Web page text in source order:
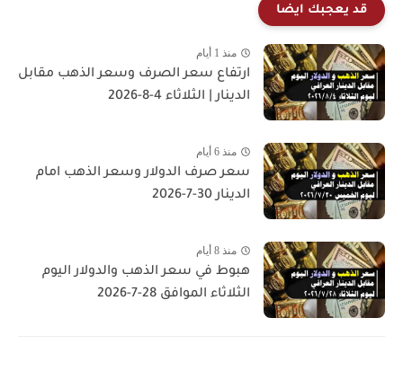
قد يعجبك ايضا
منذ 1 أيام
ارتفاع سعر الصرف وسعر الذهب مقابل
الدينار | الثلاثاء 4-8-2026
منذ 6 أيام
سعر صرف الدولار وسعر الذهب امام
الدينار 30-7-2026
منذ 8 أيام
هبوط في سعر الذهب والدولار اليوم
الثلاثاء الموافق 28-7-2026